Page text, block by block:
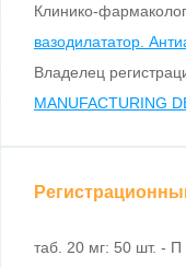
Клинико-
вазодилататор.
Владелец
MANUFACTURING
таб. 20 мг: 50 шт. -